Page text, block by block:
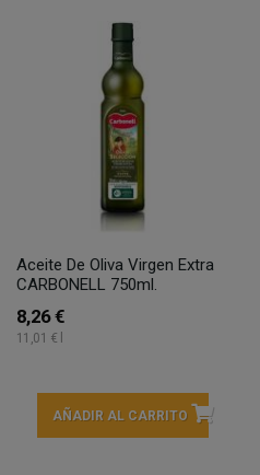
Aceite De Oliva Virgen Extra
CARBONELL 750ml.
8,26 €
11,01 € l
AÑADIR AL CARRITO